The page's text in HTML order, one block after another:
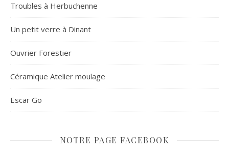
Troubles à Herbuchenne
Un petit verre à Dinant
Ouvrier Forestier
Céramique Atelier moulage
Escar Go
NOTRE PAGE FACEBOOK